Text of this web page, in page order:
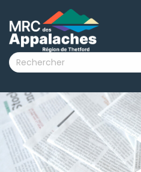
submenu (La MRC )
submenu (Citoyens )
submenu (Visiteurs )
submenu (Nouvelles )
submenu (Documentation )